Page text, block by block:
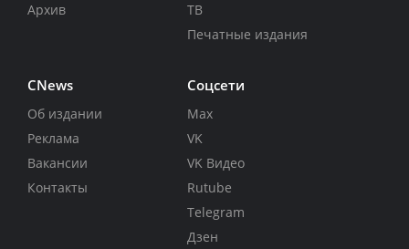
Архив
ТВ
Печатные издания
CNews
Об издании
Реклама
Вакансии
Контакты
Соцсети
Max
VK
VK Видео
Rutube
Telegram
Дзен